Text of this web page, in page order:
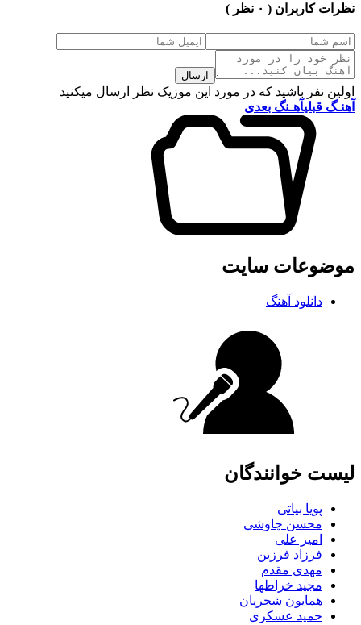
نظرات کاربران ( ۰ نظر )
ارسال
اولین نفر باشید که در مورد این موزیک نظر ارسال میکنید
آهنـگ قبلیآهـنگ بعدی
موضوعات سایت
دانلود آهنگ
لیست خوانندگان
پویا بیاتی
محسن چاوشی
امیر علی
فرزاد فرزین
مهدی مقدم
مجید خراطها
همایون شجریان
حمید عسکری